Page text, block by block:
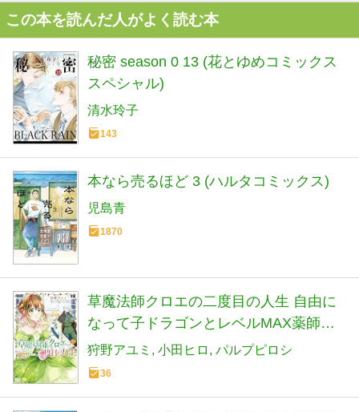
この本を読んだ人がよく読む本
秘密 season 0 13 (花とゆめコミックス
スペシャル)
清水玲子
143
本なら売るほど 3 (ハルタコミックス)
児島青
1870
草魔法師クロエの二度目の人生 自由に
なって子ドラゴンとレベルMAX薬師ラ
イフ 5 (B's-LOG COMICS)
狩野アユミ 小田ヒロ パルプピロシ
36